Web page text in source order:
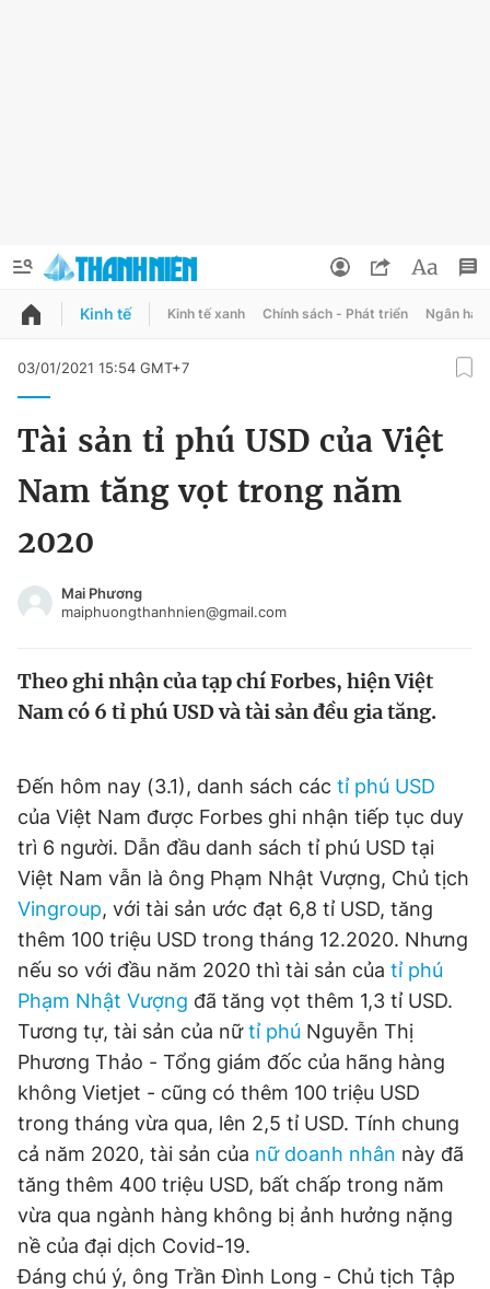
QUẢNG CÁO
Video Magazine
Sản phẩm khác
Tiện ích Bạn cần biết
Thông tin tòa soạn Liên hệ quảng cáo
Đọc Thanh Niên trên điện thoại
Theo dõi báo trên
Hotline
0906 645 777
Liên hệ quảng cáo
0908 780 404
Đổi mật khẩu
Tin đã lưu
Tin đã xem
Đăng xuất
Kinh tế Kinh tế xanh Chính sách - Phát triển Ngân
03/01/2021 15:54 GMT+7
Tài sản tỉ phú USD của Việt
Nam tăng vọt trong năm
2020
Mai Phương
maiphuongthanhnien@gmail.com
Theo ghi nhận của tạp chí Forbes, hiện Việt
Nam có 6 tỉ phú USD và tài sản đều gia tăng.
Đến hôm nay (3.1), danh sách các tỉ phú USD
của Việt Nam được Forbes ghi nhận tiếp tục duy
trì 6 người. Dẫn đầu danh sách tỉ phú USD tại
Việt Nam vẫn là ông Phạm Nhật Vượng, Chủ tịch
Vingroup, với tài sản ước đạt 6,8 tỉ USD, tăng
thêm 100 triệu USD trong tháng 12.2020. Nhưng
nếu so với đầu năm 2020 thì tài sản của tỉ phú
Phạm Nhật Vượng đã tăng vọt thêm 1,3 tỉ USD.
Tương tự, tài sản của nữtỉ phú Nguyễn Thị
Phương Thảo - Tổng giám đốc của hãng hàng
không Vietjet - cũng có thêm 100 triệu USD
trong tháng vừa qua, lên 2,5 tỉ USD. Tính chung
cả năm 2020, tài sản của nữ doanh nhân này đã
tăng thêm 400 triệu USD, bất chấp trong năm
vừa qua ngành hàng không bị ảnh hưởng nặng
nề của đại dịch Covid-19.
Đáng chú ý, ông Trần Đình Long - Chủ tịch Tập